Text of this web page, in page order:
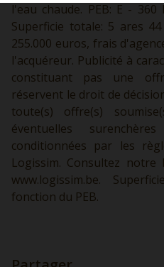
l'eau chaude. PEB: E - 360
Superficie totale: 5 ares
255.000 euros, frais
l'acquéreur. Publicité à
constituant pas une
réservent le droit de
toute(s) offre(s)
éventuelles
conditionnées par les
Logissim. Consultez
www.logissim.be.
fonction du PEB.